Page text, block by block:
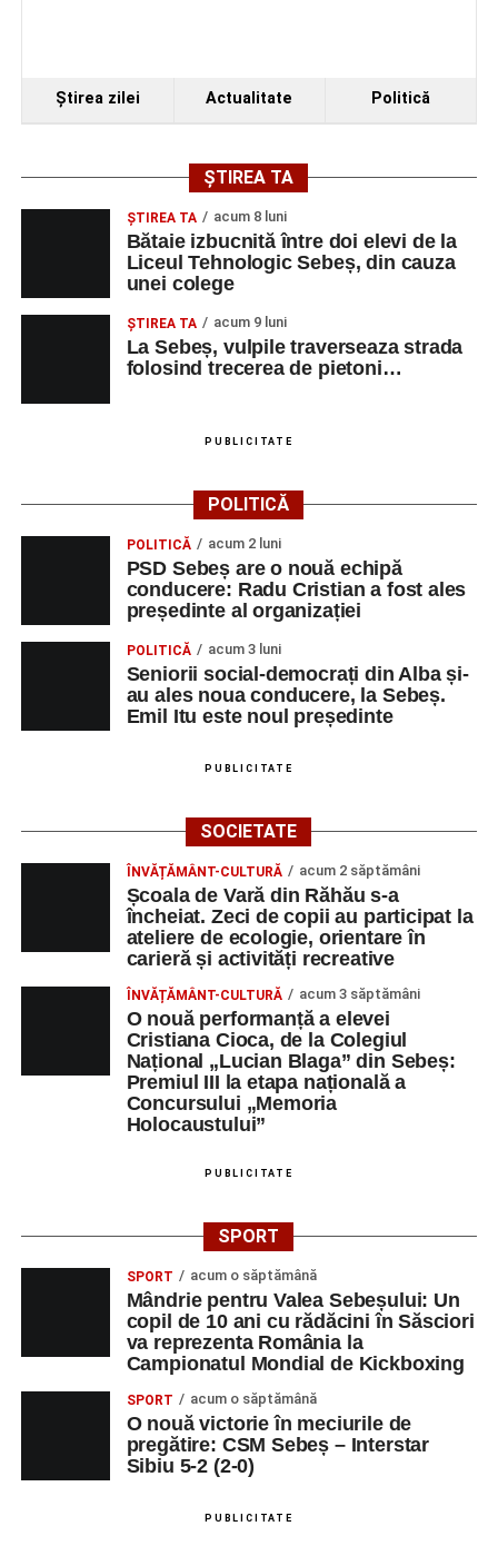
Ştirea zilei Actualitate Politică
ȘTIREA TA
ŞTIREA TA acum 8 luni
Bătaie izbucnită între doi elevi de la
Liceul Tehnologic Sebeș, din cauza
unei colege
ŞTIREA TA acum 9 luni
La Sebeș, vulpile traverseaza strada
folosind trecerea de pietoni…
PUBLICITATE
POLITICĂ
POLITICĂ acum 2 luni
PSD Sebeș are o nouă echipă
conducere: Radu Cristian a fost ales
președinte al organizației
POLITICĂ acum 3 luni
Seniorii social-democrați din Alba și-
au ales noua conducere, la Sebeș.
Emil Itu este noul președinte
PUBLICITATE
SOCIETATE
ÎNVĂȚĂMÂNT-CULTURĂ acum 2 săptămâni
Școala de Vară din Răhău s-a
încheiat. Zeci de copii au participat la
ateliere de ecologie, orientare în
carieră și activități recreative
ÎNVĂȚĂMÂNT-CULTURĂ acum 3 săptămâni
O nouă performanță a elevei
Cristiana Cioca, de la Colegiul
Național „Lucian Blaga” din Sebeș:
Premiul III la etapa națională a
Concursului „Memoria
Holocaustului”
PUBLICITATE
SPORT
SPORT acum o săptămână
Mândrie pentru Valea Sebeșului: Un
copil de 10 ani cu rădăcini în Săsciori
va reprezenta România la
Campionatul Mondial de Kickboxing
SPORT acum o săptămână
O nouă victorie în meciurile de
pregătire: CSM Sebeș – Interstar
Sibiu 5-2 (2-0)
PUBLICITATE